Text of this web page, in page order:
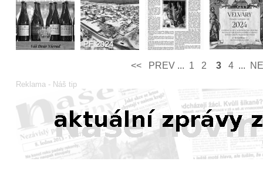
<< PREV­... 1 2 3 4 ...
Reklama - Náš tip